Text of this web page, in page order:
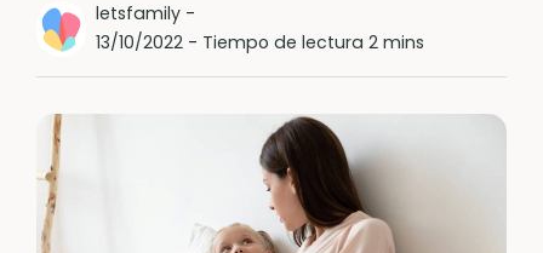
letsfamily-
13/10/2022- Tiempo de lectura 2 mins